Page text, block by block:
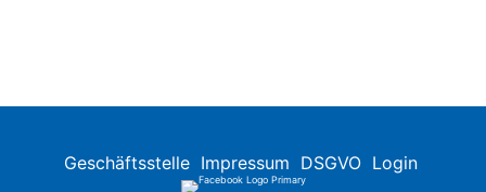
Geschäftsstelle Impressum DSGVO Login